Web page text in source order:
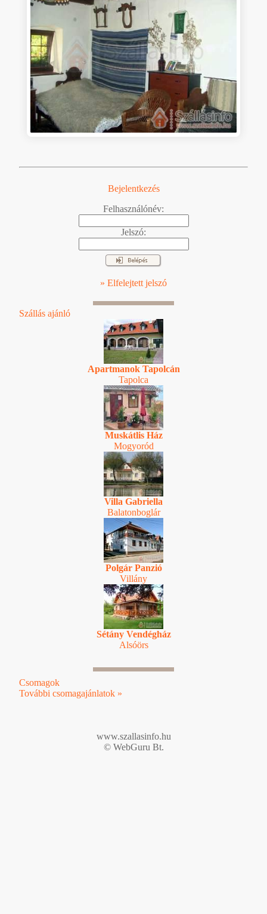
Bejelentkezés
Felhasználónév:
Jelszó:
» Elfelejtett jelszó
Szállás ajánló
Apartmanok Tapolcán
Tapolca
Muskátlis Ház
Mogyoród
Villa Gabriella
Balatonboglár
Polgár Panzió
Villány
Sétány Vendégház
Alsóörs
Csomagok
További csomagajánlatok »
www.szallasinfo.hu
© WebGuru Bt.